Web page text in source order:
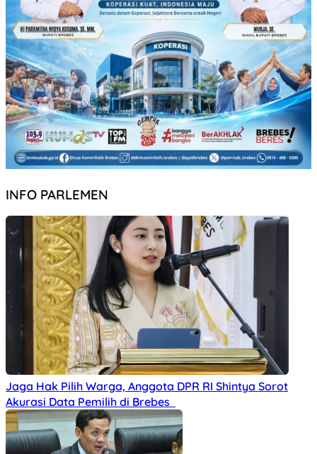
INFO PARLEMEN
Jaga Hak Pilih Warga, Anggota DPR RI Shintya Sorot
Akurasi Data Pemilih di Brebes